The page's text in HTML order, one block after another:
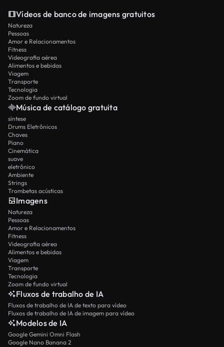
Vídeos de banco de imagens gratuitos
Natureza
Pessoas
Amor e Relacionamentos
Fitness
Videografia aérea
Alimentos e bebidas
Viagem
Transporte
Tecnologia
Zoom de fundo virtual
Música de catálogo gratuita
síntese
Drums Eletrônicos
Chaves
Piano
Cinemática
suave
eletrônico
Ambiente
Strings
Trombetas acústicas
Imagens
Natureza
Pessoas
Amor e Relacionamentos
Fitness
Videografia aérea
Alimentos e bebidas
Viagem
Transporte
Tecnologia
Zoom de fundo virtual
Fluxos de trabalho de IA
Fluxos de trabalho de IA de texto para vídeo
Fluxos de trabalho de IA de imagem para vídeo
Modelos de IA
Google Gemini Omni Flash
Google Nano Banana 2